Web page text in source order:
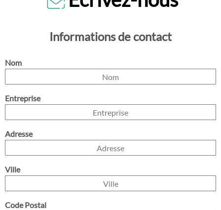
Informations de contact
Nom
Entreprise
Adresse
Ville
Code Postal